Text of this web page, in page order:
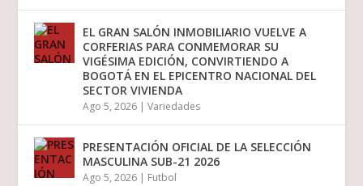
EL GRAN SALÓN INMOBILIARIO VUELVE A
CORFERIAS PARA CONMEMORAR SU
VIGÉSIMA EDICIÓN, CONVIRTIENDO A
BOGOTÁ EN EL EPICENTRO NACIONAL DEL
SECTOR VIVIENDA
Ago 5, 2026 |Variedades
PRESENTACIÓN OFICIAL DE LA SELECCIÓN
MASCULINA SUB-21 2026
Ago 5, 2026 | Futbol